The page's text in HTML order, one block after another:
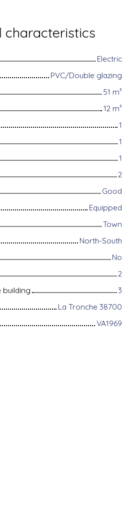
characteristics
Electric
PVC/Double glazing
51 m²
12 m²
1
1
1
2
Good
Equipped
Town
North-South
No
2
building
3
La Tronche 38700
VA1969